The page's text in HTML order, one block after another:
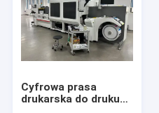
Cyfrowa prasa
drukarska do druku